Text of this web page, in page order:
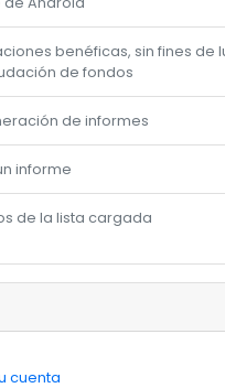
benéficas, sin fines de
de fondos
de informes
informe
de la lista cargada
cuenta